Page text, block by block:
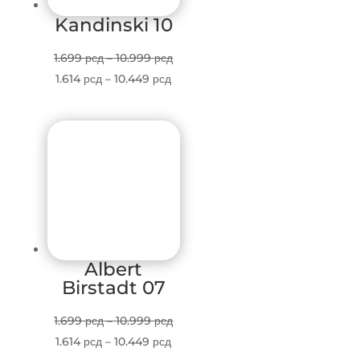
Kandinski 10
1.699рсд – 10.999рсдPrice
1.614 рсд – 10.449 рсд
Albert
Birstadt 07
1.699рсд – 10.999рсдPrice
1.614 рсд – 10.449 рсд